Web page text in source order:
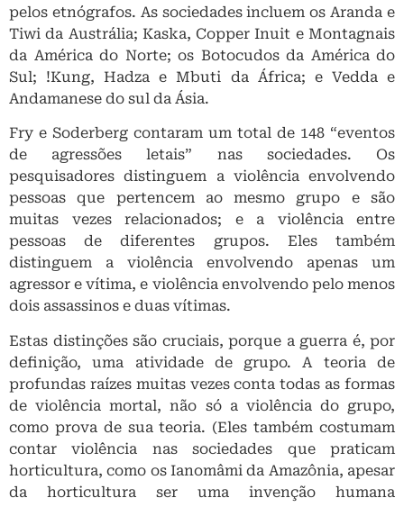
pelos etnógrafos. As sociedades incluem os Aranda e
Tiwi da Austrália; Kaska, Copper Inuit e Montagnais
da América do Norte; os Botocudos da América do
Sul; !Kung, Hadza e Mbuti da África; e Vedda e
Andamanese do sul da Ásia.
Fry e Soderberg contaram um total de 148 “eventos
de agressões letais” nas sociedades. Os
pesquisadores distinguem a violência envolvendo
pessoas que pertencem ao mesmo grupo e são
muitas vezes relacionados; e a violência entre
pessoas de diferentes grupos. Eles também
distinguem a violência envolvendo apenas um
agressor e vítima, e violência envolvendo pelo menos
dois assassinos e duas vítimas.
Estas distinções são cruciais, porque a guerra é, por
definição, uma atividade de grupo. A teoria de
profundas raízes muitas vezes conta todas as formas
de violência mortal, não só a violência do grupo,
como prova de sua teoria. (Eles também costumam
contar violência nas sociedades que praticam
horticultura, como os Ianomâmi da Amazônia, apesar
da horticultura ser uma invenção humana